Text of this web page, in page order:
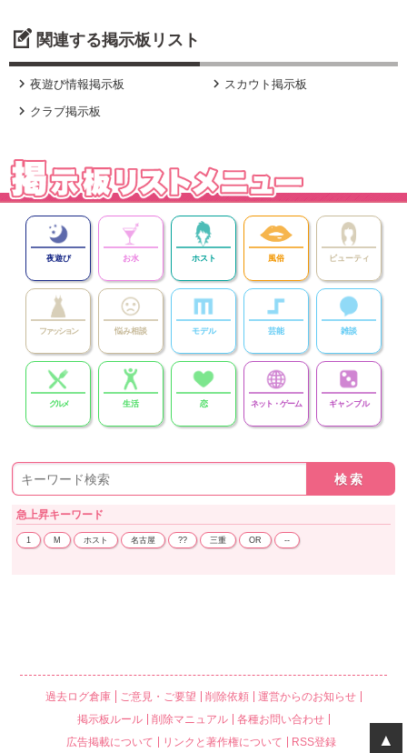
関連する掲示板リスト
 夜遊び情報掲示板  スカウト掲示板
 クラブ掲示板
夜遊び お水 ホスト 風俗 ビューティ
ファッション 悩み相談 モデル 芸能 雑談
グルメ 生活 恋 ネット・ゲーム ギャンブル
急上昇キーワード
1 M ホスト 名古屋 ?? 三重 OR --
過去ログ倉庫 ご意見・ご要望 削除依頼
運営からのお知らせ
掲示板ルール
削除マニュアル
各種お問い合わせ
広告掲載について
リンクと著作権について RSS登録 ▲